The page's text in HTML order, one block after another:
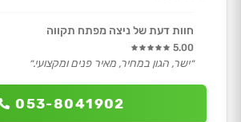
053-8041902
חוות דעת של ניצה מפתח תקווה
5.00
״ישר, הגון במחיר, מאיר פנים ומקצועי.״